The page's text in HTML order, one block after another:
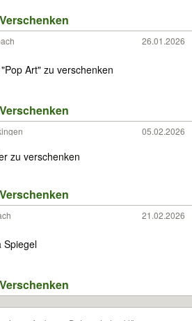
26.01.2026
Art" zu verschenken
05.02.2026
zu verschenken
21.02.2026
Spiegel